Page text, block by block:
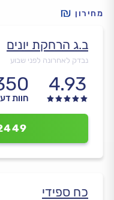
מחירון
ב.ג הרחקת יונים
נבדק לאחרונה לפני שבוע
4.93
חוות
כח ספידי